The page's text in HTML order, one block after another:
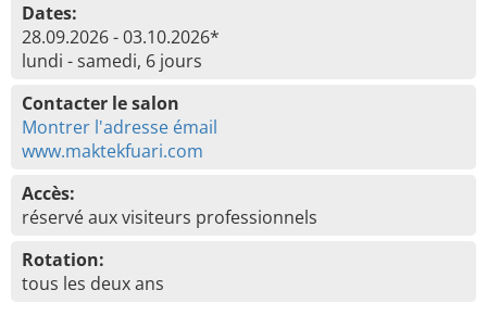
Dates:
28.09.2026 - 03.10.2026*
lundi - samedi, 6 jours
Contacter le salon
Montrer l'adresse émail
www.maktekfuari.com
Accès:
réservé aux visiteurs professionnels
Rotation:
tous les deux ans